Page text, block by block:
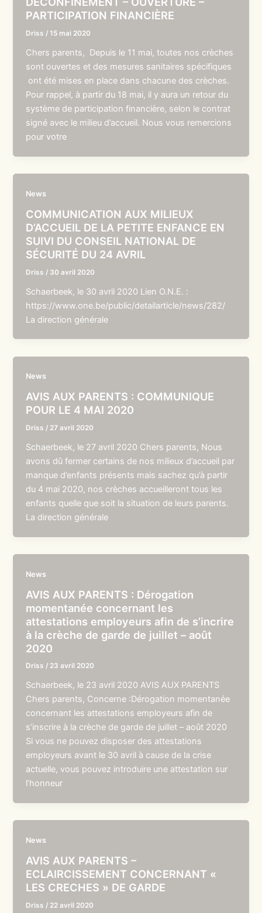
PARTICIPATION FINANCIÈRE
Driss /15 mai 2020
Chers parents, Depuis le 11 mai, toutes nos crèches
sont ouvertes et des mesures sanitaires spécifiques
ont été mises en place dans chacune des crèches.
Pour rappel, à partir du 18 mai, il y aura un retour du
système de participation financière, selon le contrat
signé avec le milieu d’accueil. Nous vous remercions
pour votre
News
COMMUNICATION AUX MILIEUX
D’ACCUEIL DE LA PETITE ENFANCE EN
SUIVI DU CONSEIL NATIONAL DE
SÉCURITÉ DU 24 AVRIL
Driss / 30 avril 2020
Schaerbeek, le 30 avril 2020 Lien O.N.E. :
https://www.one.be/public/detailarticle/news/282/
La direction générale
News
AVIS AUX PARENTS : COMMUNIQUE
POUR LE 4 MAI 2020
Driss / 27 avril 2020
Schaerbeek, le 27 avril 2020 Chers parents, Nous
avons dû fermer certains de nos milieux d’accueil par
manque d’enfants présents mais sachez qu’à partir
du 4 mai 2020, nos crèches accueilleront tous les
enfants quelle que soit la situation de leurs parents.
La direction générale
News
AVIS AUX PARENTS : Dérogation
momentanée concernant les
attestations employeurs afin de s’incrire
à la crèche de garde de juillet – août
2020
Driss / 23 avril 2020
Schaerbeek, le 23 avril 2020 AVIS AUX PARENTS
Chers parents, Concerne :Dérogation momentanée
concernant les attestations employeurs afin de
s’inscrire à la crèche de garde de juillet – août 2020
Si vous ne pouvez disposer des attestations
employeurs avant le 30 avril à cause de la crise
actuelle, vous pouvez introduire une attestation sur
l’honneur
News
AVIS AUX PARENTS –
ECLAIRCISSEMENT CONCERNANT «
LES CRECHES » DE GARDE
Driss / 22 avril 2020